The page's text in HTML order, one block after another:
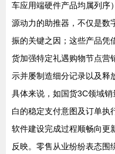
车应用端硬件产品均属列序
源动力的助推器，不仅是数
振的关键之因；这些产品凭
货加强特定礼遇购物节点营
示并屡制造细分记录以及释
具体来说，如国货3C领域
白的稳定支付意图及订单执
软件建设完成过程顺畅向更
反映。零售从业纷纷表态围